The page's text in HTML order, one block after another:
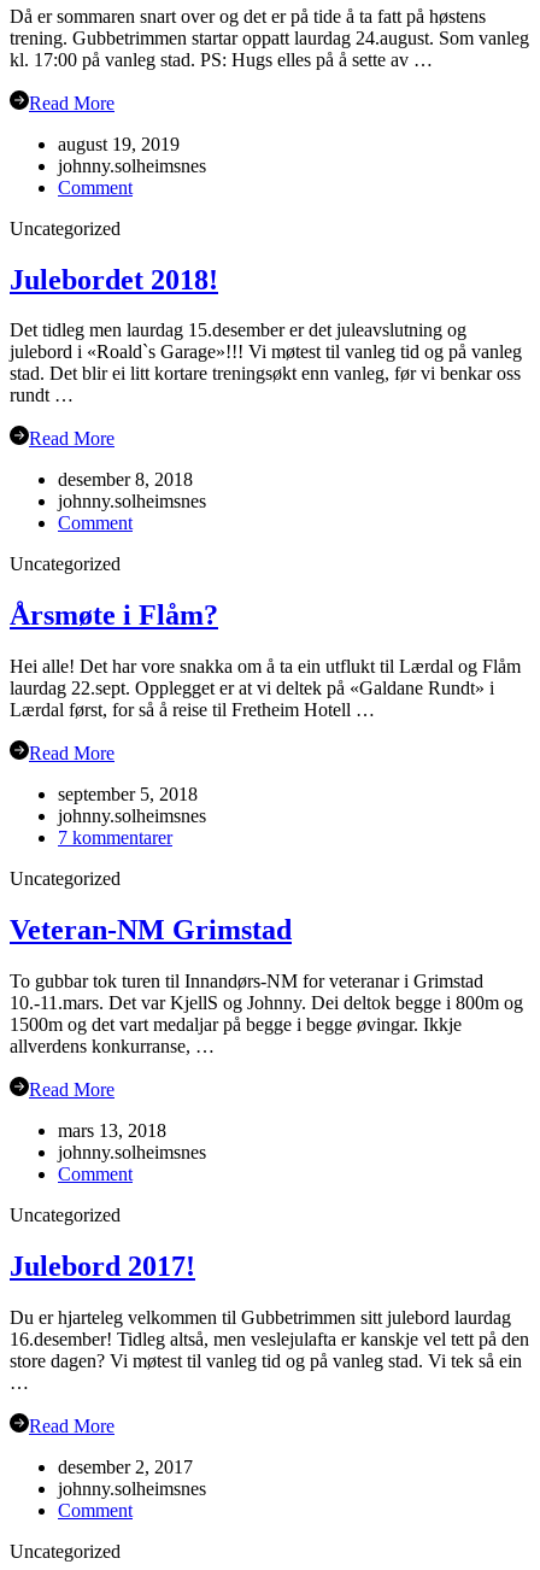
Då er sommaren snart over og det er på tide å ta fatt på høstens
trening. Gubbetrimmen startar oppatt laurdag 24.august. Som vanleg
kl. 17:00 på vanleg stad. PS: Hugs elles på å sette av …
Read More
august 19, 2019
johnny.solheimsnes
Commenton
Uncategorized
Julebordet 2018!
Det tidleg men laurdag 15.desember er det juleavslutning og
julebord i «Roald`s Garage»!!! Vi møtest til vanleg tid og på vanleg
stad. Det blir ei litt kortare treningsøkt enn vanleg, før vi benkar oss
rundt …
Read More
desember 8, 2018
johnny.solheimsnes
Commenton
Uncategorized
Årsmøte i Flåm?
Hei alle! Det har vore snakka om å ta ein utflukt til Lærdal og Flåm
laurdag 22.sept. Opplegget er at vi deltek på «Galdane Rundt» i
Lærdal først, for så å reise til Fretheim Hotell …
Read More
september 5, 2018
johnny.solheimsnes
7 kommentarertil
Uncategorized
Veteran-NM Grimstad
To gubbar tok turen til Innandørs-NM for veteranar i Grimstad
10.-11.mars. Det var KjellS og Johnny. Dei deltok begge i 800m og
1500m og det vart medaljar på begge i begge øvingar. Ikkje
allverdens konkurranse, …
Read More
mars 13, 2018
johnny.solheimsnes
Commenton
Uncategorized
Julebord 2017!
Du er hjarteleg velkommen til Gubbetrimmen sitt julebord laurdag
16.desember! Tidleg altså, men veslejulafta er kanskje vel tett på den
store dagen? Vi møtest til vanleg tid og på vanleg stad. Vi tek så ein
…
Read More
desember 2, 2017
johnny.solheimsnes
Commenton
Uncategorized